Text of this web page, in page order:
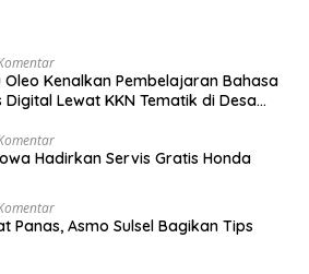
Oleo Kenalkan Pembelajaran Bahasa
Lewat KKN Tematik di Desa
Hadirkan Servis Gratis Honda
Panas, Asmo Sulsel Bagikan Tips